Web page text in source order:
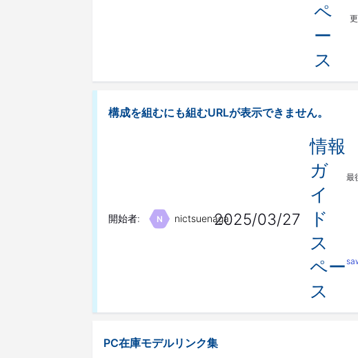
ペ
ー
ス
構成を組むにも組むURLが表示できません。
開始者: N nictsuenaga2025/03/27
情報
ガ
イ
ド
ス
ペー
ス
最
PC在庫モデルリンク集